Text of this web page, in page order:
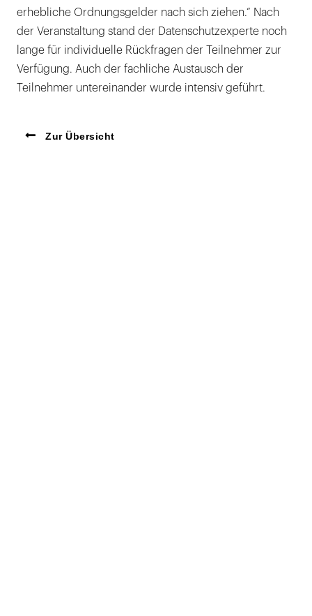
erhebliche Ordnungsgelder nach sich ziehen.“ Nach
der Veranstaltung stand der Datenschutzexperte noch
lange für individuelle Rückfragen der Teilnehmer zur
Verfügung. Auch der fachliche Austausch der
Teilnehmer untereinander wurde intensiv geführt.
Zur Übersicht